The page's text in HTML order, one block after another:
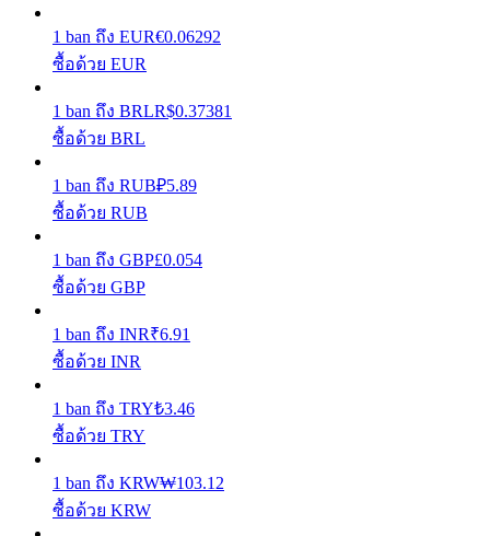
รับรางวัลการแข่งขันทุกวัน
การปักหลัก
1 ban ถึง EUR€0.06292
ซื้อด้วย EUR
1 ban ถึง BRLR$0.37381
ซื้อด้วย BRL
1 ban ถึง RUB₽5.89
ซื้อด้วย RUB
1 ban ถึง GBP£0.054
ซื้อด้วย GBP
1 ban ถึง INR₹6.91
ซื้อด้วย INR
1 ban ถึง TRY₺3.46
ซื้อด้วย TRY
1 ban ถึง KRW₩103.12
ซื้อด้วย KRW